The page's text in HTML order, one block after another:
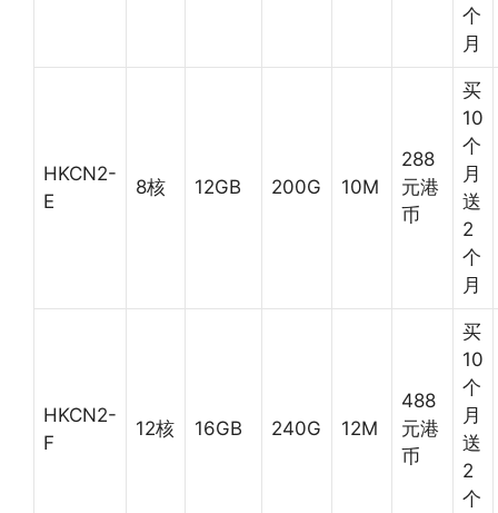
个
月
HKCN2-
E
8核 12GB 200G 10M
288
元港
币
买
10
个
月
送
2
个
月
HKCN2-
F
12核 16GB 240G 12M
488
元港
币
买
10
个
月
送
2
个